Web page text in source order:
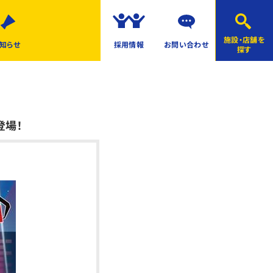
施設・店舗を
探す
らせ 採用情報 お問い合わせ
！